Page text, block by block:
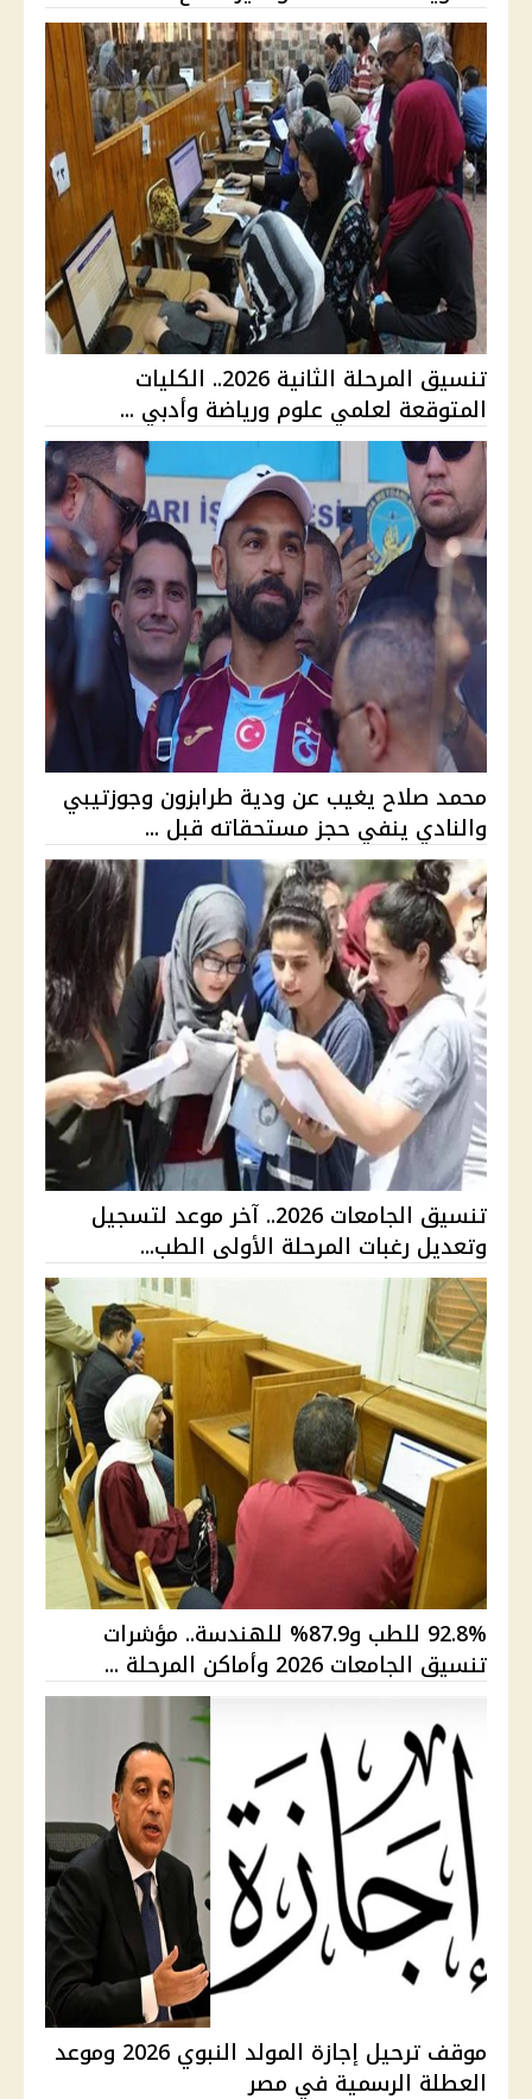
تنسيق المرحلة الثانية 2026.. الكليات
المتوقعة لعلمي علوم ورياضة وأدبي ...
محمد صلاح يغيب عن ودية طرابزون وجوزتيبي
والنادي ينفي حجز مستحقاته قبل ...
تنسيق الجامعات 2026.. آخر موعد لتسجيل
وتعديل رغبات المرحلة الأولى الطب...
92.8% للطب و87.9% للهندسة.. مؤشرات
تنسيق الجامعات 2026 وأماكن المرحلة ...
موقف ترحيل إجازة المولد النبوي 2026 وموعد
العطلة الرسمية في مصر